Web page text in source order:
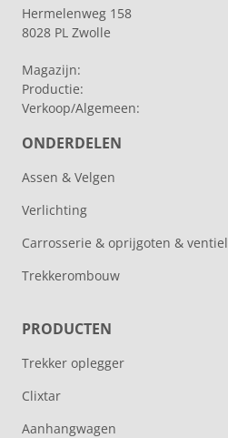
Hermelenweg 158
8028 PL Zwolle
Magazijn:
Productie:
Verkoop/Algemeen:
ONDERDELEN
Assen & Velgen
Verlichting
Carrosserie & oprijgoten &
Trekkerombouw
PRODUCTEN
Trekker oplegger
Clixtar
Aanhangwagen